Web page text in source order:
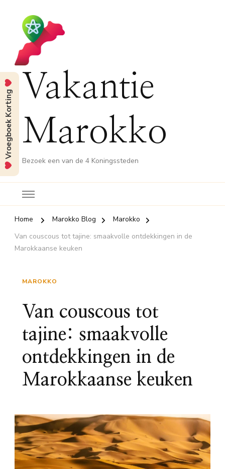
Vakantie
Marokko
Bezoek een van de 4 Koningssteden
Home Marokko Blog
Marokko
Van couscous tot tajine: smaakvolle ontdekkingen in de
Marokkaanse keuken
MAROKKO
Van couscous tot
tajine: smaakvolle
ontdekkingen in de
Marokkaanse keuken
Vroegboek Korting